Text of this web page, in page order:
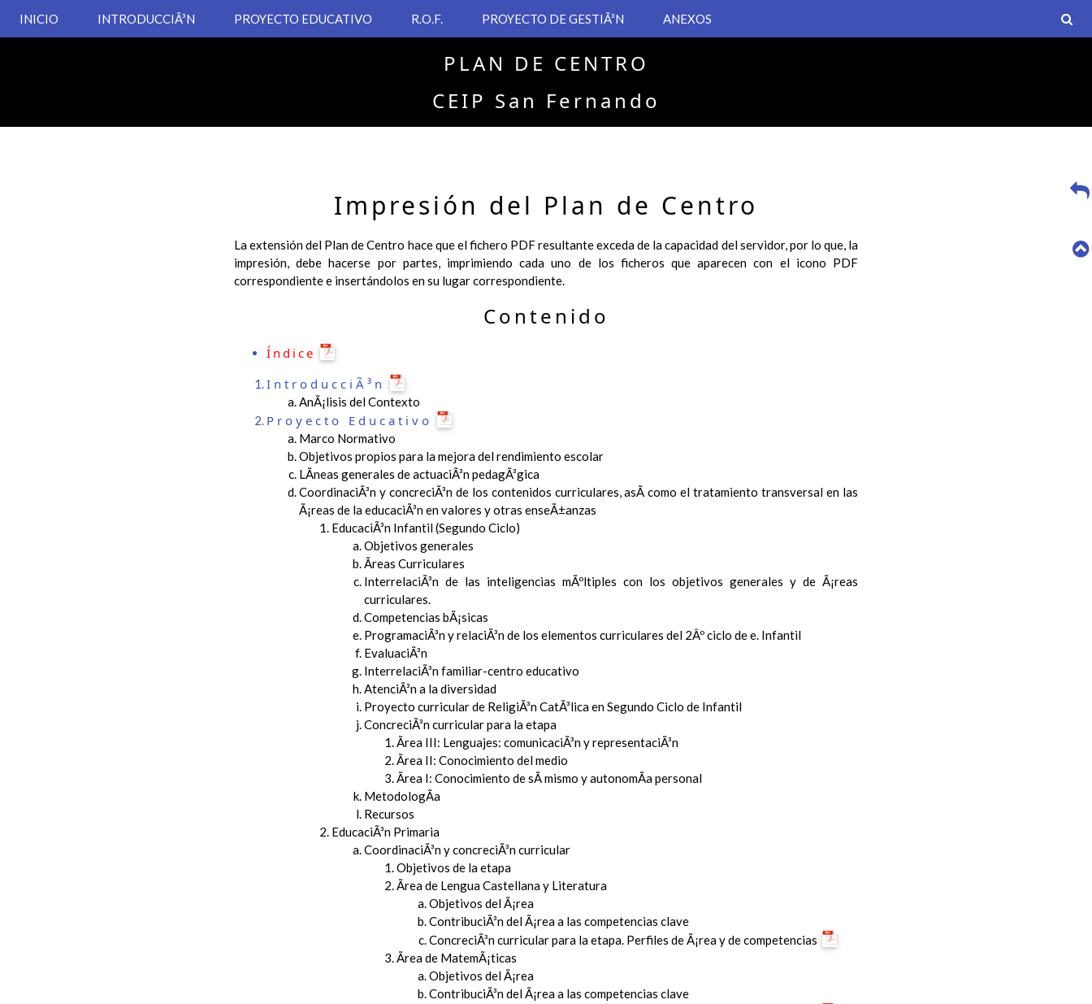
INICIO INTRODUCCIÃ³N PROYECTO EDUCATIVO R.O.F. PROYECTO DE GESTIÃ³N ANEXOS
PLAN DE CENTRO
CEIP San Fernando
Impresión del Plan de Centro
La extensión del Plan de Centro hace que el fichero PDF resultante exceda de la capacidad del servidor, por lo que, la
impresión, debe hacerse por partes, imprimiendo cada uno de los ficheros que aparecen con el icono PDF
correspondiente e insertándolos en su lugar correspondiente.
Contenido
Índice
IntroducciÃ³n
AnÃ¡lisis del Contexto
Proyecto Educativo
Marco Normativo
Objetivos propios para la mejora del rendimiento escolar
LÃ­neas generales de actuaciÃ³n pedagÃ³gica
CoordinaciÃ³n y concreciÃ³n de los contenidos curriculares, asÃ­ como el tratamiento transversal en las
Ã¡reas de la educaciÃ³n en valores y otras enseÃ±anzas
EducaciÃ³n Infantil (Segundo Ciclo)
Objetivos generales
Ãreas Curriculares
InterrelaciÃ³n de las inteligencias mÃºltiples con los objetivos generales y de Ã¡reas
curriculares.
Competencias bÃ¡sicas
ProgramaciÃ³n y relaciÃ³n de los elementos curriculares del 2Âº ciclo de e. Infantil
EvaluaciÃ³n
InterrelaciÃ³n familiar-centro educativo
AtenciÃ³n a la diversidad
Proyecto curricular de ReligiÃ³n CatÃ³lica en Segundo Ciclo de Infantil
ConcreciÃ³n curricular para la etapa
Ãrea III: Lenguajes: comunicaciÃ³n y representaciÃ³n
Ãrea II: Conocimiento del medio
Ãrea I: Conocimiento de sÃ­ mismo y autonomÃ­a personal
MetodologÃ­a
Recursos
EducaciÃ³n Primaria
CoordinaciÃ³n y concreciÃ³n curricular
Objetivos de la etapa
Ãrea de Lengua Castellana y Literatura
Objetivos del Ã¡rea
ContribuciÃ³n del Ã¡rea a las competencias clave
ConcreciÃ³n curricular para la etapa. Perfiles de Ã¡rea y de competencias
Ãrea de MatemÃ¡ticas
Objetivos del Ã¡rea
ContribuciÃ³n del Ã¡rea a las competencias clave